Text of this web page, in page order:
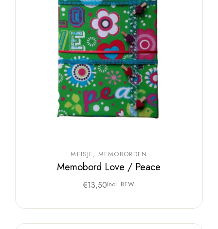
MEISJE MEMOBORDEN
Memobord Love / Peace
€13,50Incl. BTW